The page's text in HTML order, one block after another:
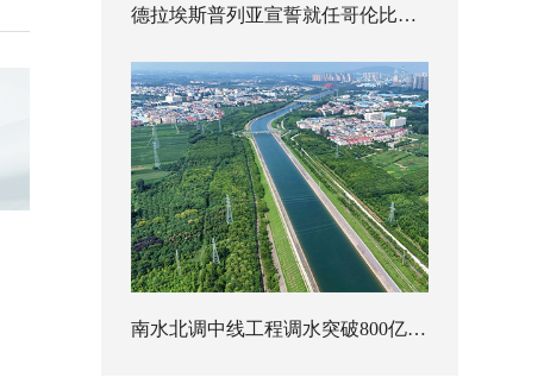
德拉埃斯普列亚宣誓就任哥伦比亚总统
南水北调中线工程调水突破800亿立方米